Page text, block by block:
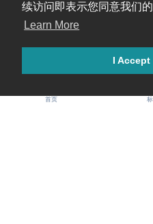
续访问即表示您同意我们的
Learn More
I Accept
首页